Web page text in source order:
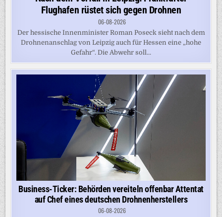
Flughafen rüstet sich gegen Drohnen
06-08-2026
Der hessische Innenminister Roman Poseck sieht nach dem
Drohnenanschlag von Leipzig auch für Hessen eine „hohe
Gefahr“. Die Abwehr soll...
Business-Ticker: Behörden vereiteln offenbar Attentat
auf Chef eines deutschen Drohnenherstellers
06-08-2026